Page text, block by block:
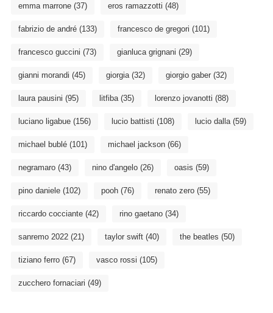
emma marrone(37) eros ramazzotti (48)
fabrizio de andré(133) francesco de gregori (101)
francesco guccini (73) gianluca grignani (29)
gianni morandi (45) giorgia(32) giorgio gaber(32)
laura pausini (95) litfiba(35) lorenzo jovanotti (88)
luciano ligabue(156) lucio battisti (108) lucio dalla(59)
michael bublé(101) michael jackson(66)
negramaro(43) nino d'angelo(26) oasis (59)
pino daniele(102) pooh(76) renato zero(55)
riccardo cocciante(42) rino gaetano(34)
sanremo 2022(21) taylor swift(40) the beatles (50)
tiziano ferro(67) vasco rossi (105)
zucchero fornaciari (49)